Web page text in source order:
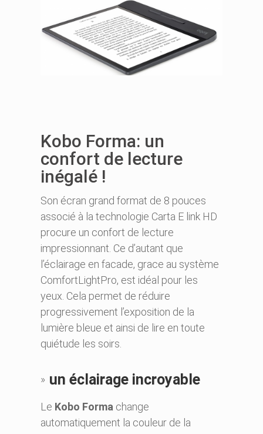
Kobo Forma: un
confort de lecture
inégalé !
Son écran grand format de 8 pouces
associé à la technologie Carta E link HD
procure un confort de lecture
impressionnant. Ce d’autant que
l’éclairage en facade, grace au système
ComfortLightPro, est idéal pour les
yeux. Cela permet de réduire
progressivement l’exposition de la
lumière bleue et ainsi de lire en toute
quiétude les soirs.
un éclairage incroyable
Le Kobo Forma change
automatiquement la couleur de la